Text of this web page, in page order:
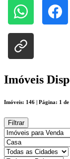
Imóveis
Imóveis: 146 | Página: 1 de
Filtrar